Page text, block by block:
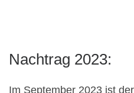
Nachtrag 2023:
Im September 2023 ist